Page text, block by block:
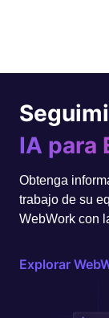
IA para
Obtenga
trabajo de su
WebWork con
Explorar